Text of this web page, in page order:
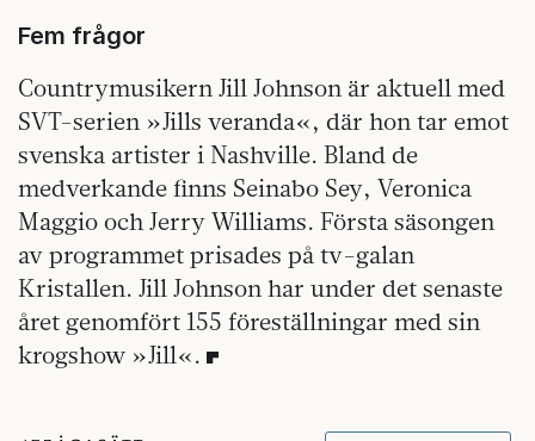
Fem frågor
Countrymusikern Jill Johnson är aktuell med
SVT-serien »Jills veranda«, där hon tar emot
svenska artister i Nashville. Bland de
medverkande finns Seinabo Sey, Veronica
Maggio och Jerry Williams. Första säsongen
av programmet prisades på tv-galan
Kristallen. Jill Johnson har under det senaste
året genomfört 155 föreställningar med sin
krogshow »Jill«.